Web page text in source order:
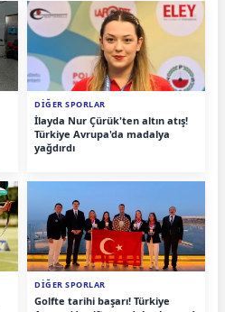
DİĞER SPORLAR
İlayda Nur Çürük'ten altın atış!
Türkiye Avrupa'da madalya
yağdırdı
DİĞER SPORLAR
Golfte tarihi başarı! Türkiye